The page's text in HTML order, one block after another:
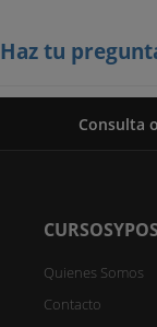
Haz tu
Consulta
Quienes Somos
Contacto